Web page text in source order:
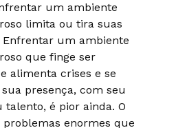
um ambiente
limita ou tira suas
um ambiente
que finge ser
alimenta crises e se
presença, com seu
talento, é pior ainda. O
enormes que